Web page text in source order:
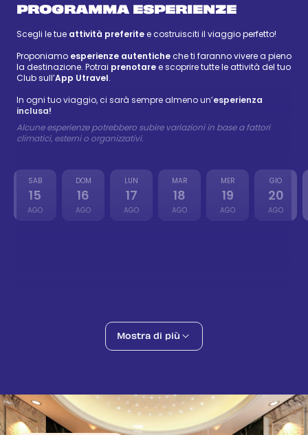
PROGRAMMA ESPERIENZE
Scegli le tue attività preferitee costruisciti il viaggio perfetto!
Proponiamo esperienze autenticheche ti faranno vivere a pieno
la destinazione. Potrai prenotaree scoprire tutte le attività del tuo
Club sull’App Utravel.
In ogni tuo viaggio, ci sarà sempre almeno un’esperienza
inclusa!
Alcune esperienze potrebbero subire variazioni in base a fattori
climatici, esterni o organizzativi.
SAB
15
AGO
DOM
16
AGO
LUN
17
AGO
MAR
18
AGO
MER
19
AGO
GIO
20
AGO
Caffè turco e lettura del futuro
Mostra di più